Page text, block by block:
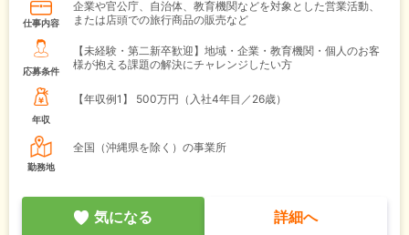
仕事内容
企業や官公庁、自治体、教育機関などを対象とした営業活動、
または店頭での旅行商品の販売など
応募条件
【未経験・第二新卒歓迎】地域・企業・教育機関・個人のお客
様が抱える課題の解決にチャレンジしたい方
年収
【年収例1】 500万円（入社4年目／26歳）
勤務地
全国（沖縄県を除く）の事業所
気になる 詳細へ